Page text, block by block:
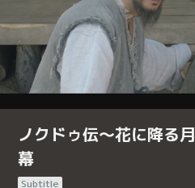
ノクドゥ伝～花に降る
幕
Subtitle